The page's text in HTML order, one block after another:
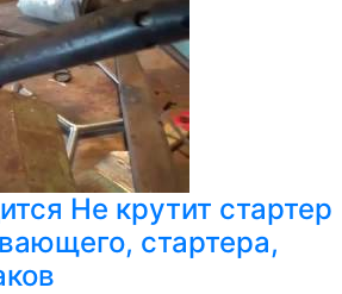
Не крутит стартер
стартера,